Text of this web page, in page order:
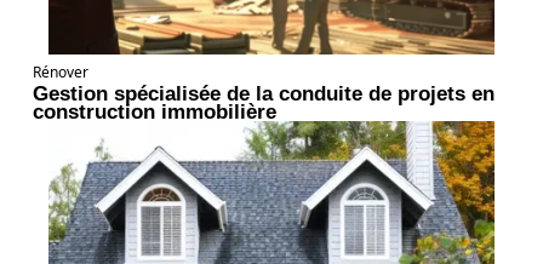
Rénover
Gestion spécialisée de la conduite de projets en
construction immobilière